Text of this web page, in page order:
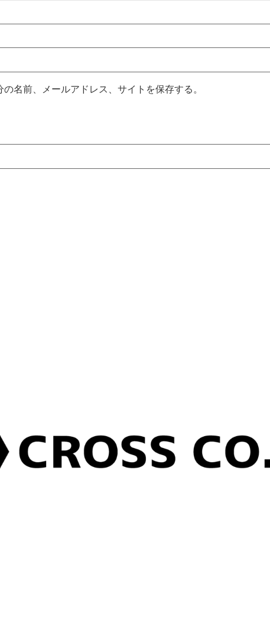
名前、メールアドレス、サイトを保存する。